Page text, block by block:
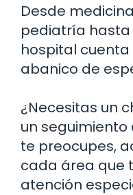
Desde
pediatría
hospital
abanico de
¿Necesitas un
un seguimiento
te preocupes,
cada área que
atención